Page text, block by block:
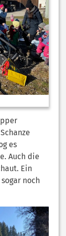
es
Auch die
Ein
noch